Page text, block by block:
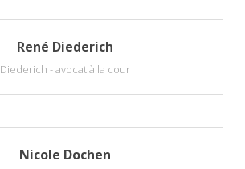
René Diederich
Diederich - avocat à la cour
Nicole Dochen